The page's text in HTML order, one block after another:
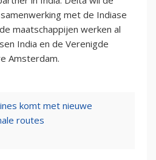
met de Indiase
maatschappijen werken al
India en de Verenigde
Amsterdam.
komt met nieuwe
routes